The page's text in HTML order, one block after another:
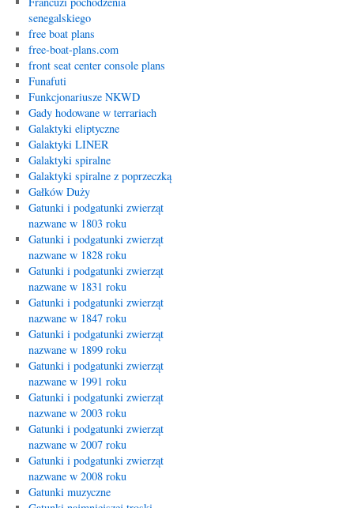
senegalskiego
free boat plans
free-boat-plans.com
front seat center console plans
Funafuti
Funkcjonariusze NKWD
Gady hodowane w terrariach
Galaktyki eliptyczne
Galaktyki LINER
Galaktyki spiralne
Galaktyki spiralne z poprzeczką
Gałków Duży
Gatunki i podgatunki zwierząt
nazwane w 1803 roku
Gatunki i podgatunki zwierząt
nazwane w 1828 roku
Gatunki i podgatunki zwierząt
nazwane w 1831 roku
Gatunki i podgatunki zwierząt
nazwane w 1847 roku
Gatunki i podgatunki zwierząt
nazwane w 1899 roku
Gatunki i podgatunki zwierząt
nazwane w 1991 roku
Gatunki i podgatunki zwierząt
nazwane w 2003 roku
Gatunki i podgatunki zwierząt
nazwane w 2007 roku
Gatunki i podgatunki zwierząt
nazwane w 2008 roku
Gatunki muzyczne